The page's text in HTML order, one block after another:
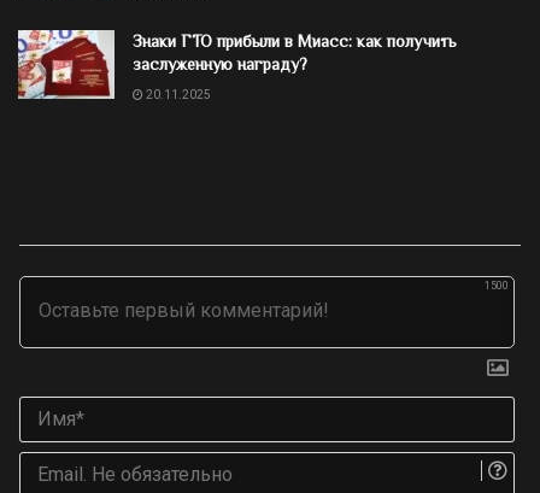
Знаки ГТО прибыли в Миасс: как получить
заслуженную награду?
20.11.2025
1500